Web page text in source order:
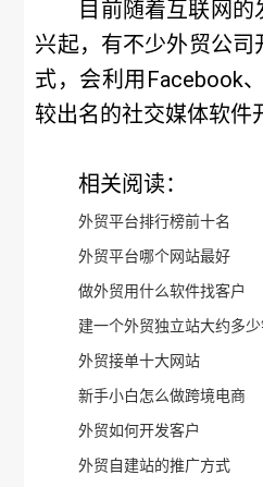
目前随着互联网
兴起，有不少外贸公
式，会利用Facebook
较出名的社交媒体软件
相关阅读：
外贸平台排行榜前十名
外贸平台哪个网站最好
做外贸用什么软件找客户
建一个外贸独立站大约多
外贸接单十大网站
新手小白怎么做跨境电商
外贸如何开发客户
外贸自建站的推广方式